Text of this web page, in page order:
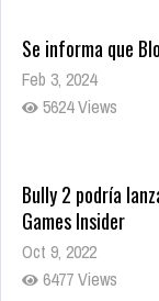
Se informa que
Feb 3, 2024
5624 Views
Bully 2 podría
Games Insider
Oct 9, 2022
6477 Views